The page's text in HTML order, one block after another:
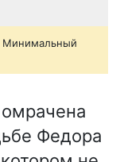
Минимальный
Федора